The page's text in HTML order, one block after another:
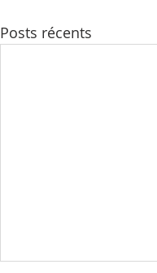
Posts récents